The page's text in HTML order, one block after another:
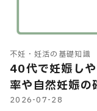
不妊・妊活の基礎知識
40代で妊娠し
率や自然妊娠の
2026-07-28